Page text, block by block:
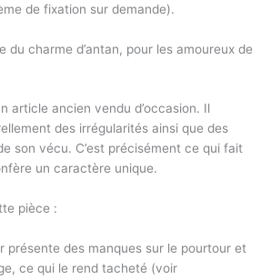
de fixation sur demande).
du charme d’antan, pour les amoureux de
article ancien vendu d’occasion. Il
des irrégularités ainsi que des
son vécu. C’est précisément ce qui fait
un caractère unique.
pièce :
présente des manques sur le pourtour et
ce qui le rend tacheté (voir